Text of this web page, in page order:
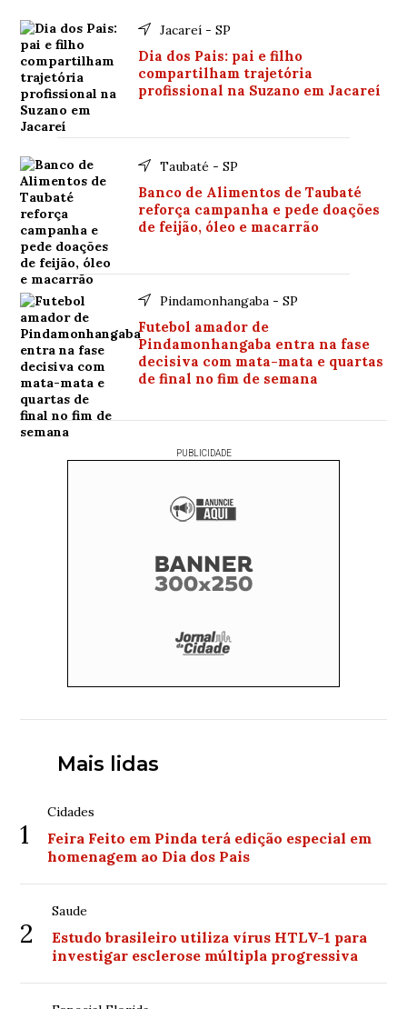
Jacareí - SP
Dia dos Pais: pai e filho
compartilham trajetória
profissional na Suzano em Jacareí
Taubaté - SP
Banco de Alimentos de Taubaté
reforça campanha e pede doações
de feijão, óleo e macarrão
Pindamonhangaba - SP
Futebol amador de
Pindamonhangaba entra na fase
decisiva com mata-mata e quartas
de final no fim de semana
PUBLICIDADE
Mais lidas
1
Cidades
Feira Feito em Pinda terá edição especial em
homenagem ao Dia dos Pais
2
Saude
Estudo brasileiro utiliza vírus HTLV-1 para
investigar esclerose múltipla progressiva